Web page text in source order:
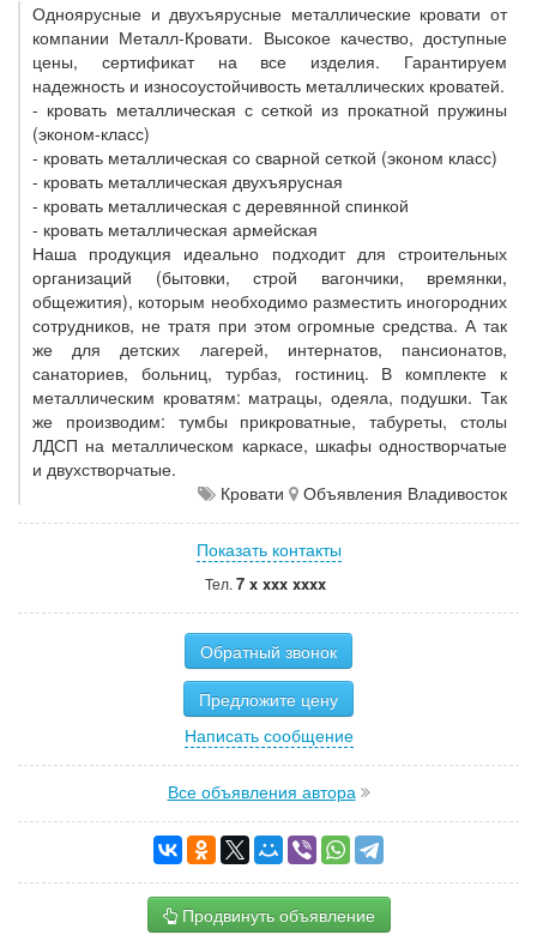
Одноярусные и двухъярусные металлические кровати от
компании Металл-Кровати. Высокое качество, доступные
цены, сертификат на все изделия. Гарантируем
надежность и износоустойчивость металлических кроватей.
- кровать металлическая с сеткой из прокатной пружины
(эконом-класс)
- кровать металлическая со сварной сеткой (эконом класс)
- кровать металлическая двухъярусная
- кровать металлическая с деревянной спинкой
- кровать металлическая армейская
Наша продукция идеально подходит для строительных
организаций (бытовки, строй вагончики, времянки,
общежития), которым необходимо разместить иногородних
сотрудников, не тратя при этом огромные средства. А так
же для детских лагерей, интернатов, пансионатов,
санаториев, больниц, турбаз, гостиниц. В комплекте к
металлическим кроватям: матрацы, одеяла, подушки. Так
же производим: тумбы прикроватные, табуреты, столы
ЛДСП на металлическом каркасе, шкафы одностворчатые
и двухстворчатые.
Кровати
Объявления Владивосток
Показать контакты
Тел. 7 x xxx xxxx
Обратный звонок
Предложите цену
Написать сообщение
Все объявления автора
Продвинуть объявление